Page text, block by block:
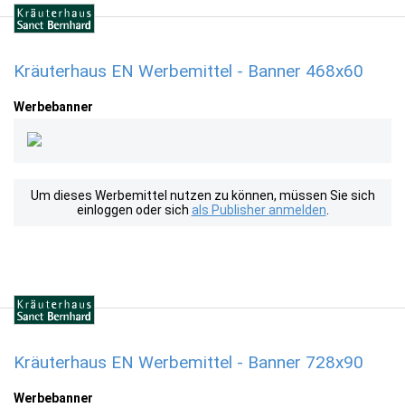
Kräuterhaus EN Werbemittel - Banner 468x60
Werbebanner
Um dieses Werbemittel nutzen zu können, müssen Sie sich
einloggen oder sich als Publisher anmelden
Kräuterhaus EN Werbemittel - Banner 728x90
Werbebanner